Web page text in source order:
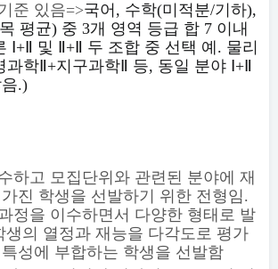
준 있음=>국어 , 수학(미적분/기하),
평균) 중 3개 영역 등급 합 7 이내
+ 및 + 두 조합 중 선택 예 . 물리
과학 +지구과학 등, 동일 분야 +
.)
하고 모집단위와 관련된 분야에 재
진 학생을 선발하기 위한 전형임 .
정을 이수하면서 다양한 형태로 발
생의 열정과 재능을 다각도로 평가
성에 부합하는 학생을 선발함